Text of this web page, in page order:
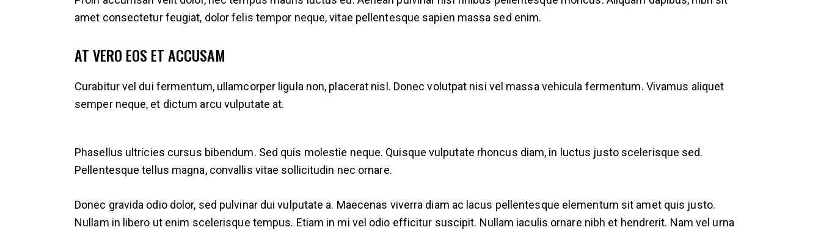
amet consectetur feugiat, dolor felis tempor neque, vitae pellentesque sapien massa sed enim.
AT VERO EOS ET ACCUSAM
Curabitur vel dui fermentum, ullamcorper ligula non, placerat nisl. Donec volutpat nisi vel massa vehicula fermentum. Vivamus aliquet
semper neque, et dictum arcu vulputate at.
Phasellus ultricies cursus bibendum. Sed quis molestie neque. Quisque vulputate rhoncus diam, in luctus justo scelerisque sed.
Pellentesque tellus magna, convallis vitae sollicitudin nec ornare.
Donec gravida odio dolor, sed pulvinar dui vulputate a. Maecenas viverra diam ac lacus pellentesque elementum sit amet quis justo.
Nullam in libero ut enim scelerisque tempus. Etiam in mi vel odio efficitur suscipit. Nullam iaculis ornare nibh et hendrerit. Nam vel urna